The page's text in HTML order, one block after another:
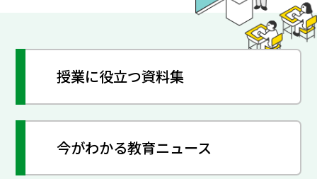
授業に役立つ資料集
今がわかる教育ニュース